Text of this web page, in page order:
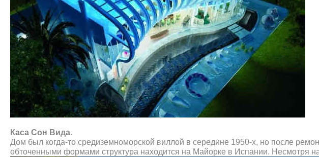
Каса Сон Вида.
Дом был когда-то средиземноморской виллой в середине 1950-х, но после
обточенными формами структура находится на Майорке в Испании. Несмотря